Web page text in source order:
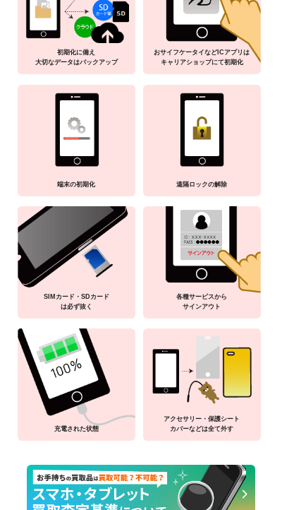
初期化に備え
大切なデータはバックアップ
おサイフケータイなどICアプリは
キャリアショップにて初期化
端末の初期化 遠隔ロックの解除
SIMカード・SDカード
は必ず抜く
各種サービスから
サインアウト
充電された状態
アクセサリー・保護シート
カバーなどは全て外す